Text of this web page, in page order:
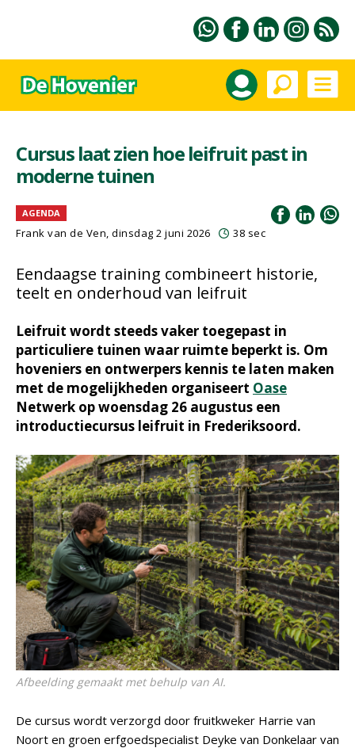
Cursus laat zien hoe leifruit past in
moderne tuinen
AGENDA
Frank van de Ven, dinsdag 2 juni 2026 38 sec
Eendaagse training combineert historie,
teelt en onderhoud van leifruit
Leifruit wordt steeds vaker toegepast in
particuliere tuinen waar ruimte beperkt is. Om
hoveniers en ontwerpers kennis te laten maken
met de mogelijkheden organiseert Oase
Netwerk op woensdag 26 augustus een
introductiecursus leifruit in Frederiksoord.
Afbeelding gemaakt met behulp van AI.
De cursus wordt verzorgd door fruitkweker Harrie van
Noort en groen erfgoedspecialist Deyke van Donkelaar van